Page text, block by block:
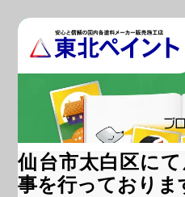
ブ
仙台市太白区に
事を行っておりま